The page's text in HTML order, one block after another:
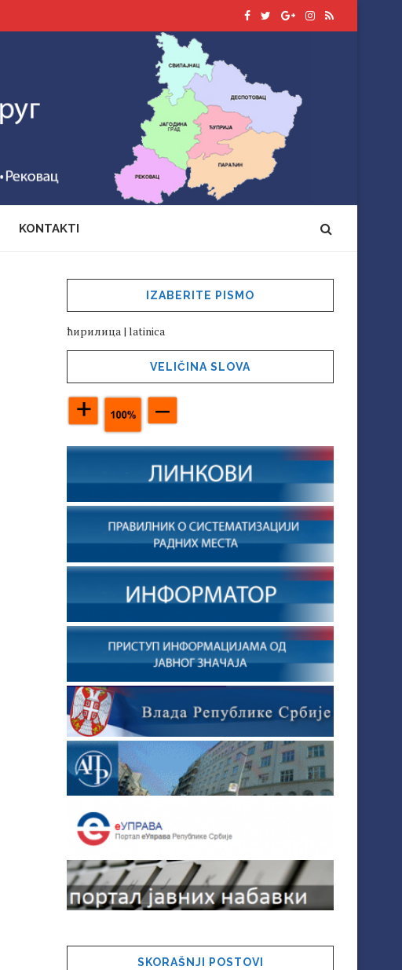
KONTAKTI
IZABERITE PISMO
ћирилица | latinica
VELIČINA SLOVA
SKORAŠNJI POSTOVI